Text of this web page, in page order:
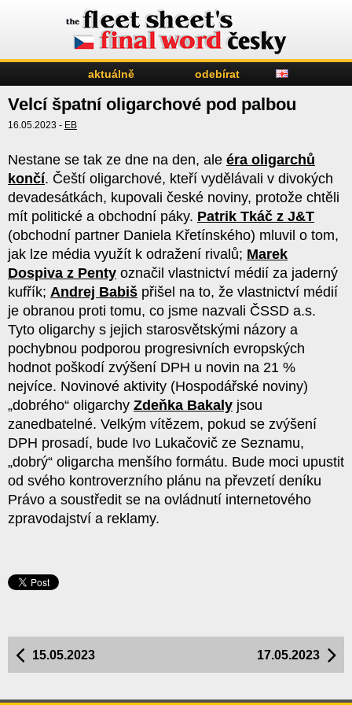
aktuálně odebírat
Velcí špatní oligarchové pod palbou
16.05.2023 - EB
Nestane se tak ze dne na den, ale éra oligarchů
končí. Čeští oligarchové, kteří vydělávali v divokých
devadesátkách, kupovali české noviny, protože chtěli
mít politické a obchodní páky. Patrik Tkáč z J&T
(obchodní partner Daniela Křetínského) mluvil o tom,
jak lze média využít k odražení rivalů; Marek
Dospiva z Penty označil vlastnictví médií za jaderný
kufřík; Andrej Babiš přišel na to, že vlastnictví médií
je obranou proti tomu, co jsme nazvali ČSSD a.s.
Tyto oligarchy s jejich starosvětskými názory a
pochybnou podporou progresivních evropských
hodnot poškodí zvýšení DPH u novin na 21 %
nejvíce. Novinové aktivity (Hospodářské noviny)
„dobrého“ oligarchy Zdeňka Bakaly jsou
zanedbatelné. Velkým vítězem, pokud se zvýšení
DPH prosadí, bude Ivo Lukačovič ze Seznamu,
„dobrý“ oligarcha menšího formátu. Bude moci upustit
od svého kontroverzního plánu na převzetí deníku
Právo a soustředit se na ovládnutí internetového
zpravodajství a reklamy.
17.05.2023
15.05.2023